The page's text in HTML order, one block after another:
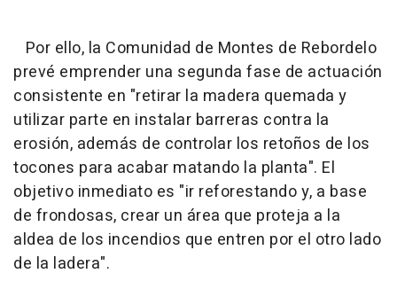
Por ello, la Comunidad de Montes de Rebordelo
prevé emprender una segunda fase de actuación
consistente en "retirar la madera quemada y
utilizar parte en instalar barreras contra la
erosión, además de controlar los retoños de los
tocones para acabar matando la planta". El
objetivo inmediato es "ir reforestando y, a base
de frondosas, crear un área que proteja a la
aldea de los incendios que entren por el otro lado
de la ladera".